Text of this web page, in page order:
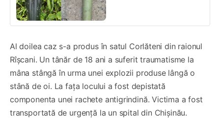
Al doilea caz s-a produs în satul Corlăteni din raionul
Rîșcani. Un tânăr de 18 ani a suferit traumatisme la
mâna stângă în urma unei explozii produse lângă o
stână de oi. La fața locului a fost depistată
componenta unei rachete antigrindină. Victima a fost
transportată de urgență la un spital din Chișinău.